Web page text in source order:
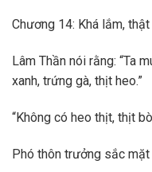
Chương 14: Khá lắm,
Lâm Thần nói rằng: “Ta
xanh, trứng gà, thịt heo.”
“Không có heo thịt, thịt
Phó thôn trưởng sắc